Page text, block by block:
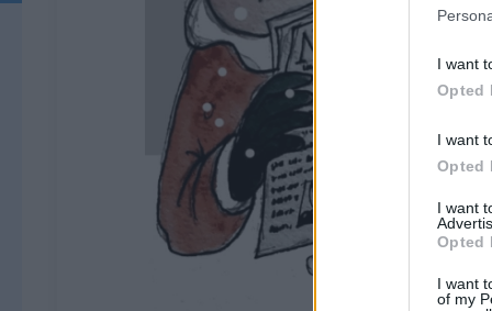
I want
Opted
I want
Opted
I want
Opted
I want
of my